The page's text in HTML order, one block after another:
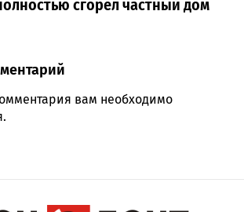
сгорел частный дом
section
вам необходимо
.